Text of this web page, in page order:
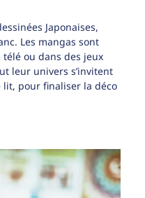
Japonaises,
Les mangas sont
ou dans des jeux
leur univers s’invitent
lit, pour finaliser la déco